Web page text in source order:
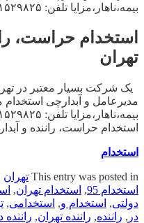
بیمه،ناهار،مزایا تلفن: ۰۹۳۹۱۵۲۹۸۲۵ و ۴۴۲۸۹۲۵۱
استخدام حراست،
تهران
یک شرکت بسیار معتبر در
مدیرعامل و آبدارچی
بیمه،ناهار،مزایا تلفن: ۰۹۳۹۱۵۲۹۸۲۵ و ۴۴۲۸۹۲۵۱
استخدام حراست، راننده و
استخدام
This entry was posted in تهران
استخدام 95
, استخدام تهران,
دولتی, استخدام و, استخدامی,
در , راننده, راننده تهران, راننده